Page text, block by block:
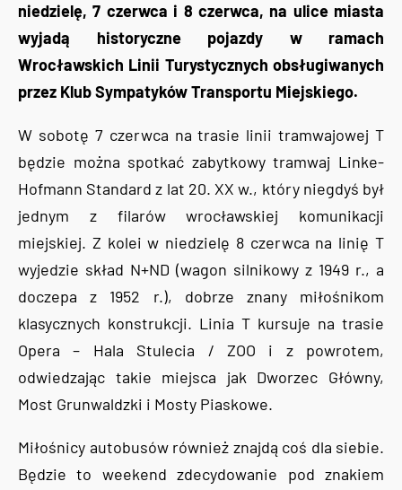
niedzielę, 7 czerwca i 8 czerwca, na ulice miasta
wyjadą historyczne pojazdy w ramach
Wrocławskich Linii Turystycznych obsługiwanych
przez Klub Sympatyków Transportu Miejskiego.
W sobotę 7 czerwca na trasie linii tramwajowej T
będzie można spotkać zabytkowy tramwaj Linke-
Hofmann Standard z lat 20. XX w., który niegdyś był
jednym z filarów wrocławskiej komunikacji
miejskiej. Z kolei w niedzielę 8 czerwca na linię T
wyjedzie skład N+ND (wagon silnikowy z 1949 r., a
doczepa z 1952 r.), dobrze znany miłośnikom
klasycznych konstrukcji. Linia T kursuje na trasie
Opera – Hala Stulecia / ZOO i z powrotem,
odwiedzając takie miejsca jak Dworzec Główny,
Most Grunwaldzki i Mosty Piaskowe.
Miłośnicy autobusów również znajdą coś dla siebie.
Będzie to weekend zdecydowanie pod znakiem